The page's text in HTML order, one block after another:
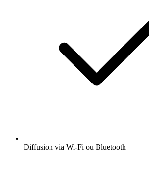
Diffusion via Wi-Fi ou Bluetooth